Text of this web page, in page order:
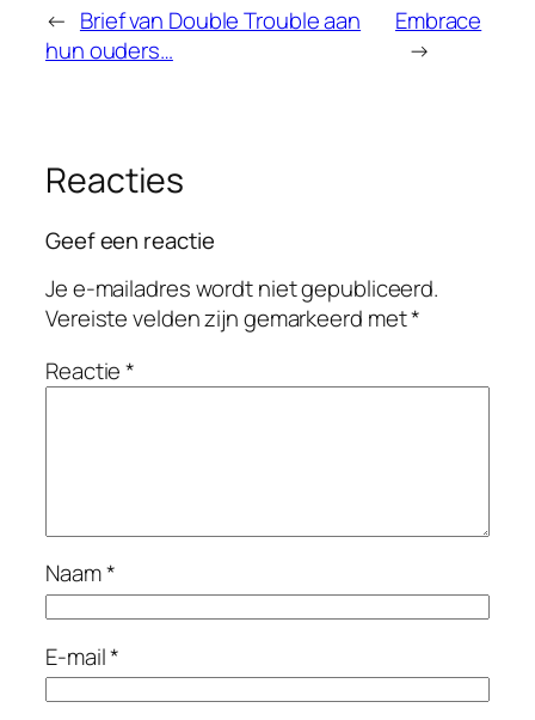
← Brief van Double Trouble aan
hun ouders…
Embrace
→
Reacties
Geef een reactie
Je e-mailadres wordt niet gepubliceerd.
Vereiste velden zijn gemarkeerd met*
Reactie*
Naam*
E-mail*